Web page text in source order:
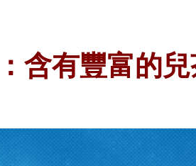
含有豐富的